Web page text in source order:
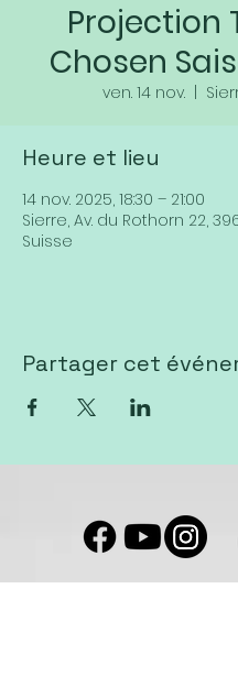
Projection
Chosen
ven. 14 nov.
  |
Heure et lieu
14 nov. 2025, 18:30 – 21:00
Sierre, Av. du Rothorn 22,
Suisse
Partager cet